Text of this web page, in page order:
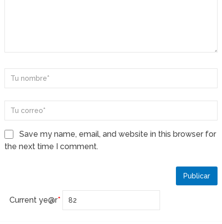
Save my name, email, and website in this browser for
the next time I comment.
Current ye@r*